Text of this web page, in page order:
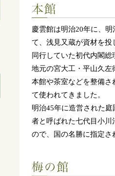
慶雲館は明治20年に、
て、浅見又蔵が資材を投
同行していた初代内閣総
地元の宮大工・平山久左
本館や茶室などを整備さ
て使われてきました。
明治45年に造営された
者と呼ばれた七代目小
ので、国の名勝に指定さ